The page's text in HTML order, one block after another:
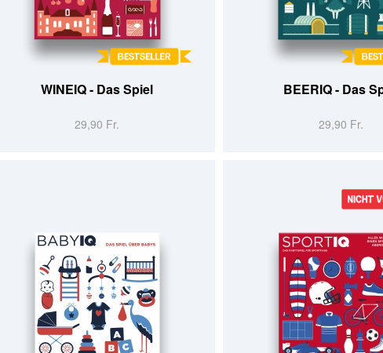
IN DEN WARENKORB
WINEIQ - Das Spiel
29,90 Fr.
IN DEN WARENKORB
BEERIQ - Das
29,90 Fr.